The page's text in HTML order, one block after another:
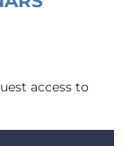
access to